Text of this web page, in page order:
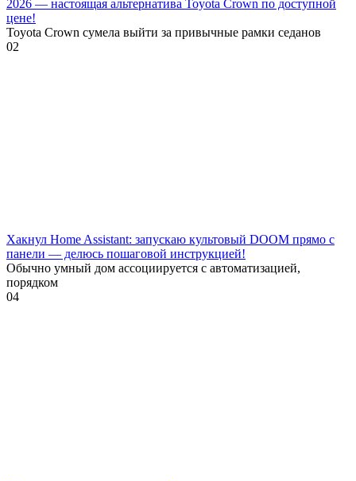
2026 — настоящая альтернатива Toyota Crown по доступной
цене!
Toyota Crown сумела выйти за привычные рамки седанов
02
Хакнул Home Assistant: запускаю культовый DOOM прямо с
панели — делюсь пошаговой инструкцией!
Обычно умный дом ассоциируется с автоматизацией,
порядком
04